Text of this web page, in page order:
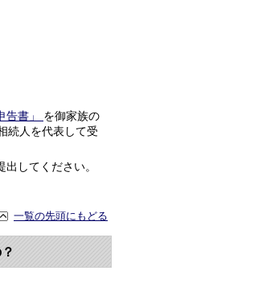
告書」 を御家族の
続人を代表して受
してください。
一覧の先頭にもどる